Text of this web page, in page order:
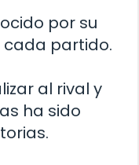
por su
partido.
al rival y
ha sido